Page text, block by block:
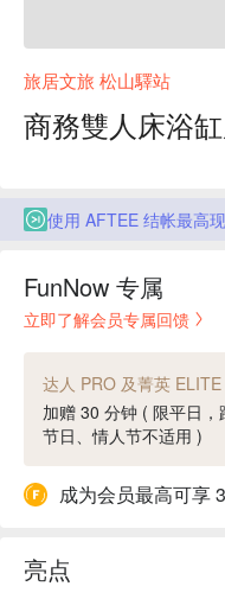
旅居文旅 松山驛站
商務雙人床浴
使用 AFTEE 结帐最高
FunNow 专属
立即了解会员专属回馈
达人 PRO 及菁英
加赠 30 分钟 ( 限平日
节日、情人节不适用 )
成为会员最高可享
亮点